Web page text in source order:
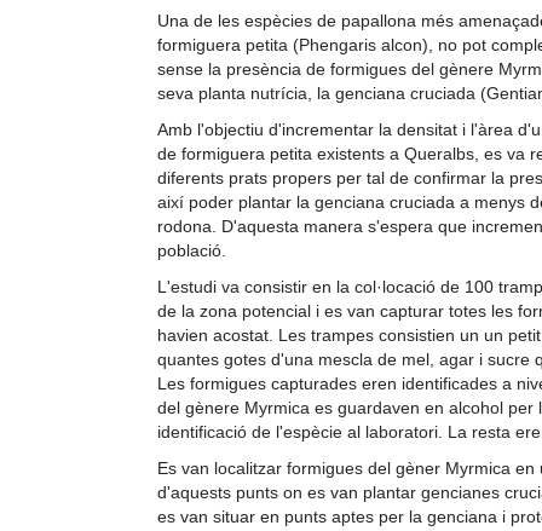
Una de les espècies de papallona més
formiguera petita (Phengaris alcon), no pot
sense la presència de formigues del gènere
seva planta nutrícia, la genciana cruciada
Amb l'objectiu d'incrementar la densitat i l'àrea
de formiguera petita existents a Queralbs, es va
diferents prats propers per tal de confirmar la
així poder plantar la genciana cruciada a menys
rodona. D'aquesta manera s'espera que
població.
L'estudi va consistir en la col·locació de 100
de la zona potencial i es van capturar totes les
havien acostat. Les trampes consistien un un
quantes gotes d'una mescla de mel, agar i sucre
Les formigues capturades eren identificades a
del gènere Myrmica es guardaven en alcohol per
identificació de l'espècie al laboratori. La resta
Es van localitzar formigues del gèner Myrmica
d'aquests punts on es van plantar gencianes
es van situar en punts aptes per la genciana i